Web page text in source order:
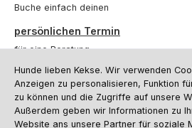
Buche einfach deinen
persönlichen Termin
für eine Beratung.
Oder über unserKontaktformular.
Vertrag widerrufen
Hunde lieben Kekse. Wir verwenden
Anzeigen zu personalisieren, Funktion
zu können und die Zugriffe auf unsere
Außerdem geben wir Informationen zu
Website ans unsere Partner für soziale